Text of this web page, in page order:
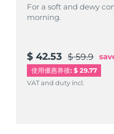
For a soft and dewy
morning.
$ 42.53 $ 59.9
使用優惠券後: $ 29.77
VAT and duty incl.